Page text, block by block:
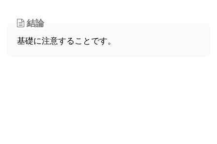
結論
基礎に注意することです。